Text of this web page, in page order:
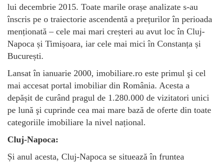
lui decembrie 2015. Toate marile orașe analizate s-au
înscris pe o traiectorie ascendentă a prețurilor în perioada
menționată – cele mai mari creșteri au avut loc în Cluj-
Napoca și Timișoara, iar cele mai mici în Constanța și
București.
Lansat în ianuarie 2000, imobiliare.ro este primul şi cel
mai accesat portal imobiliar din România. Acesta a
depășit de curând pragul de 1.280.000 de vizitatori unici
pe lună şi cuprinde cea mai mare bază de oferte din toate
categoriile imobiliare la nivel național.
Cluj-Napoca:
Și anul acesta, Cluj-Napoca se situează în fruntea